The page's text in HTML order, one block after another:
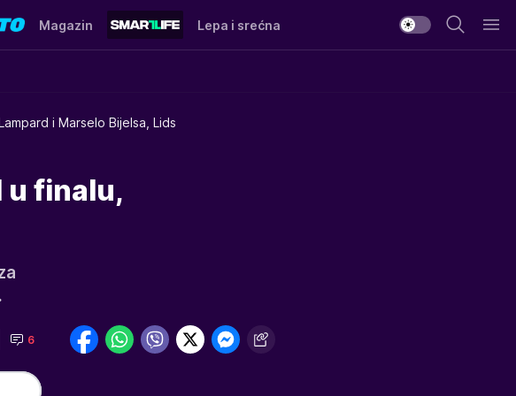
Magazin Lepa i srećna
i Marselo Bijelsa, Lids
u finalu,
6